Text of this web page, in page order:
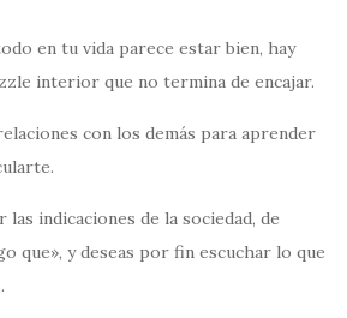
en tu vida parece estar bien, hay
interior que no termina de encajar.
con los demás para aprender
indicaciones de la sociedad, de
que», y deseas por fin escuchar lo que